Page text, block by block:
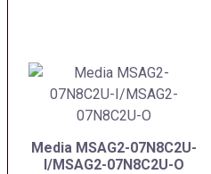
Media MSAG2-07N8C2U-
I/MSAG2-07N8C2U-O